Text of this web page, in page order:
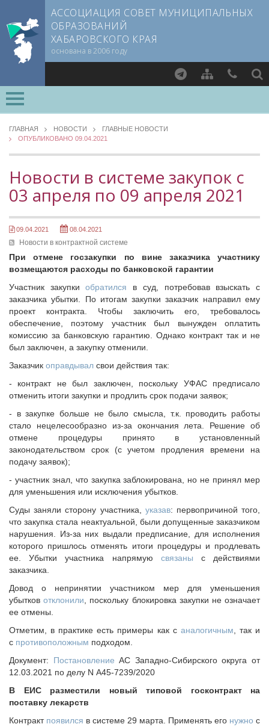
АССОЦИАЦИЯ СОВЕТ МУНИЦИПАЛЬНЫХ
ОБРАЗОВАНИЙ
ХАБАРОВСКОГО КРАЯ
основана в 2006 году
ОСНОВНЫЕ
Изменения в законодательстве о местном самоуправлении
НОВОСТИ ВАРМСУ
НОВОСТИ ТОС
ЗАСЕДАНИЯ СЪЕЗДОВ, ПРАВЛЕНИЙ, КОМИТЕТОВ
НОВОСТИ ЮРИДИЧЕСКОГО СОВЕТА
ПОЗДРАВЛЕНИЯ
О СОВЕТЕ
Документы CMO
Устав
Учредительный договор
Члены СМО
Учредители
Руководящие органы
Съезд Совета
Председатель Совета
Исполнительная дирекция
Ревизионная комиссия
Палаты Совета
Комитеты Совета
Правление Совета
Обработка персональных данных
Партнеры Совета
Полезные ссылки
Инвестиционные порталы муниципальных образований
Контактная информация
НОВОСТИ
СМИ о нас
МЕТОДИЧЕСКИЙ РАЗДЕЛ
Опыт регионов
Методические материалы
Опыт муниципалитетов
Судебная практика
Мнение специалиста
Семинары Совета
Издания Совета
Вопрос-ответ
ВАРМСУ
Новости ВАРМСУ
НАСЕЛЕНИЕ И МСУ
Новости ТОС
Лучшие практики ТОС
ГЛАВНАЯ НОВОСТИ
ГЛАВНЫЕ НОВОСТИ
ОПУБЛИКОВАНО 09.04.2021
Новости в системе закупок с
03 апреля по 09 апреля 2021
09.04.2021 08.04.2021
Новости в контрактной системе
При отмене госзакупки по вине заказчика участнику
возмещаются расходы по банковской гарантии
Участник закупкиобратился в суд, потребовав взыскать с
заказчика убытки. По итогам закупки заказчик направил ему
проект контракта. Чтобы заключить его, требовалось
обеспечение, поэтому участник был вынужден оплатить
комиссию за банковскую гарантию. Однако контракт так и не
был заключен, а закупку отменили.
Заказчик оправдывал свои действия так:
- контракт не был заключен, поскольку УФАС предписало
отменить итоги закупки и продлить срок подачи заявок;
- в закупке больше не было смысла, т.к. проводить работы
стало нецелесообразно из-за окончания лета. Решение об
отмене процедуры принято в установленный
законодательством срок (с учетом продления времени на
подачу заявок);
- участник знал, что закупка заблокирована, но не принял мер
для уменьшения или исключения убытков.
Суды заняли сторону участника, указав: первопричиной того,
что закупка стала неактуальной, были допущенные заказчиком
нарушения. Из-за них выдали предписание, для исполнения
которого пришлось отменять итоги процедуры и продлевать
ее. Убытки участника напрямую связаны с действиями
заказчика.
Довод о непринятии участником мер для уменьшения
убытковотклонили , поскольку блокировка закупки не означает
ее отмены.
Отметим, в практике есть примеры как с аналогичным , так и
с противоположным подходом.
Документ: Постановление АС Западно-Сибирского округа от
12.03.2021 по делу N А45-7239/2020
В ЕИС разместили новый типовой госконтракт на
поставку лекарств
Контракт появился в системе 29 марта. Применять его нужно с